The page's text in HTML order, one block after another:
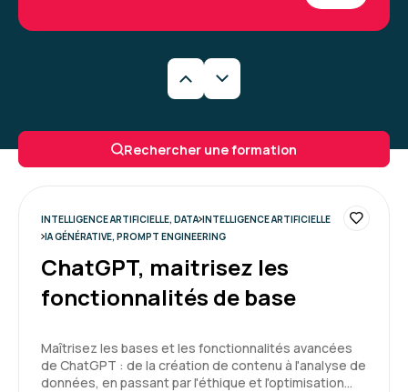
Une formation très intéressantes qui a permis
de découvrir de nouveaux outils et la
Formation : IA générative, travaillez 3 fois plus vite
Fabienne P. Le 29/06/2026
Rechercher une formation
INTELLIGENCE ARTIFICIELLE, DATA INTELLIGENCE ARTIFICIELLE
IA GÉNÉRATIVE, PROMPT ENGINEERING
ChatGPT, maitrisez les
fonctionnalités de base
Maîtrisez les bases et les fonctionnalités avancées
de ChatGPT : de la création de contenu à l'analyse de
données, en passant par l'éthique et l'optimisation…